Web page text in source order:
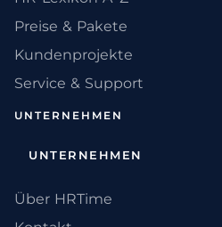
Preise & Pakete
Kundenprojekte
Service & Support
UNTERNEHMEN
UNTERNEHMEN
Über HRTime